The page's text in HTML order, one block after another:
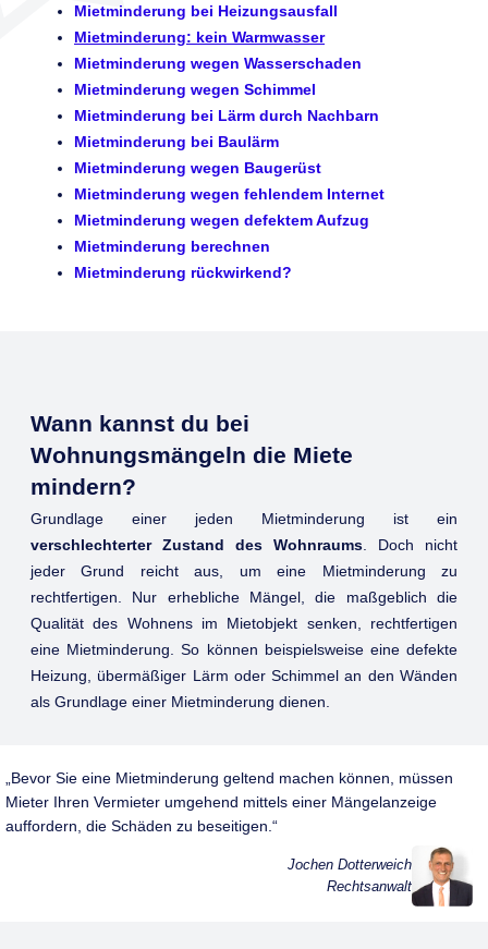
Mietminderung bei Heizungsausfall
Mietminderung: kein Warmwasser
Mietminderung wegen Wasserschaden
Mietminderung wegen Schimmel
Mietminderung bei Lärm durch Nachbarn
Mietminderung bei Baulärm
Mietminderung wegen Baugerüst
Mietminderung wegen fehlendem Internet
Mietminderung wegen defektem Aufzug
Mietminderung berechnen
Mietminderung rückwirkend?
Wann kannst du bei
Wohnungsmängeln die Miete
mindern?
Grundlage einer jeden Mietminderung ist ein
verschlechterter Zustand des Wohnraums . Doch nicht
jeder Grund reicht aus, um eine Mietminderung zu
rechtfertigen. Nur erhebliche Mängel, die maßgeblich die
Qualität des Wohnens im Mietobjekt senken, rechtfertigen
eine Mietminderung. So können beispielsweise eine defekte
Heizung, übermäßiger Lärm oder Schimmel an den Wänden
als Grundlage einer Mietminderung dienen.
Bevor Sie eine Mietminderung geltend machen können, müssen
Mieter Ihren Vermieter umgehend mittels einer Mängelanzeige
auffordern, die Schäden zu beseitigen.
Jochen Dotterweich
Rechtsanwalt